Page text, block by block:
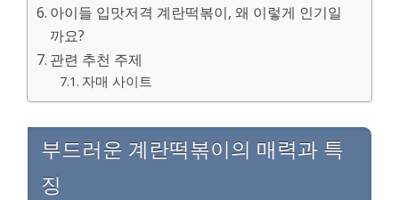
아이들 입맛저격 계란떡볶이, 왜 이렇게 인기일
까요?
관련 추천 주제
자매 사이트
부드러운 계란떡볶이의 매력과 특
징